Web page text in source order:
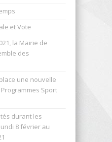
et Vote
la Mairie de
des
place une nouvelle
Sport
durant les
8 février au